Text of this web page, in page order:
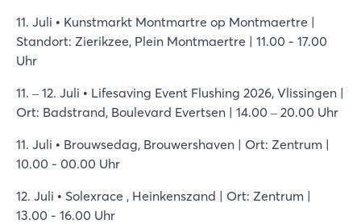
11. Juli • Kunstmarkt Montmartre op Montmaertre |
Standort: Zierikzee, Plein Montmaertre | 11.00 - 17.00
Uhr
11. – 12. Juli • Lifesaving Event Flushing 2026, Vlissingen |
Ort: Badstrand, Boulevard Evertsen | 14.00 – 20.00 Uhr
11. Juli • Brouwsedag, Brouwershaven | Ort: Zentrum |
10.00 - 00.00 Uhr
12. Juli • Solexrace , Heinkenszand | Ort: Zentrum |
13.00 - 16.00 Uhr